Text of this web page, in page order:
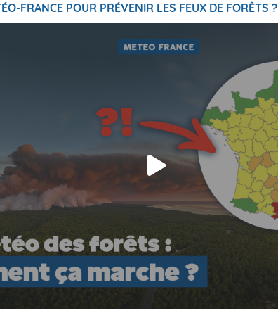
FRANCE POUR PRÉVENIR LES FEUX DE FORÊTS ?